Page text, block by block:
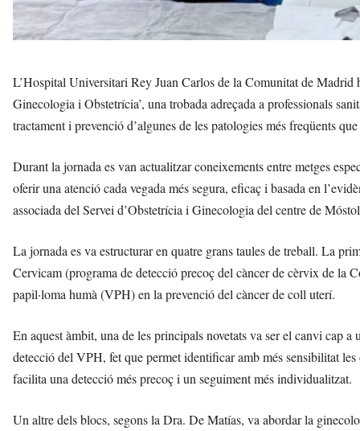
L’Hospital Universitari Rey Juan Carlos de la Comunitat de Madrid
Ginecologia i Obstetrícia’, una trobada adreçada a professionals
tractament i prevenció d’algunes de les patologies més freqüents
Durant la jornada es van actualitzar coneixements entre metges
oferir una atenció cada vegada més segura, eficaç i basada en
associada del Servei d’Obstetrícia i Ginecologia del centre de
La jornada es va estructurar en quatre grans taules de treball. La
Cervicam (programa de detecció precoç del càncer de cèrvix de la
papil·loma humà (VPH) en la prevenció del càncer de coll uterí.
En aquest àmbit, una de les principals novetats va ser el canvi cap
detecció del VPH, fet que permet identificar amb més sensibilitat
facilita una detecció més precoç i un seguiment més individualitzat.
Un altre dels blocs, segons la Dra. De Matías, va abordar la